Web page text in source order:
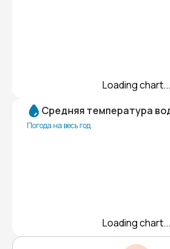
Loading chart...
Средняя температура
Погода на весь год
Loading chart...